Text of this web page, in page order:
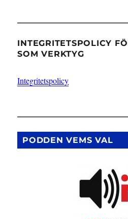
INTEGRITETSPOLICY
SOM VERKTYG
Integritetspolicy
PODDEN VEMS VAL